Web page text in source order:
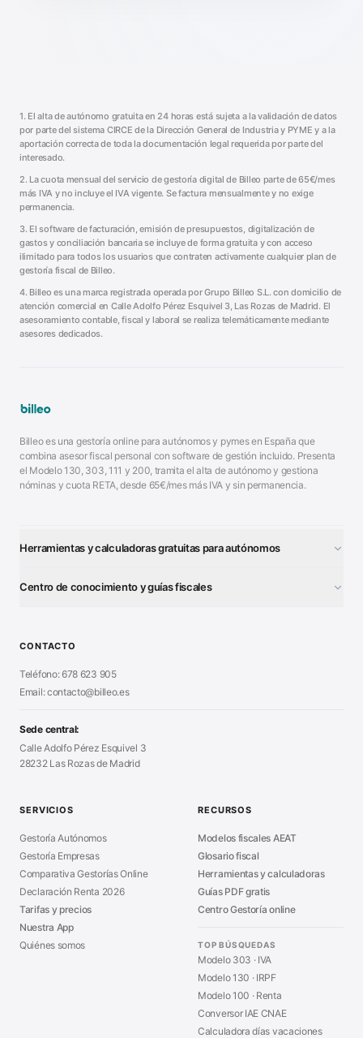
1. El alta de autónomo gratuita en 24 horas está sujeta a la validación de datos
por parte del sistema CIRCE de la Dirección General de Industria y PYME y a la
aportación correcta de toda la documentación legal requerida por parte del
interesado.
2. La cuota mensual del servicio de gestoría digital de Billeo parte de 65€/mes
más IVA y no incluye el IVA vigente. Se factura mensualmente y no exige
permanencia.
3. El software de facturación, emisión de presupuestos, digitalización de
gastos y conciliación bancaria se incluye de forma gratuita y con acceso
ilimitado para todos los usuarios que contraten activamente cualquier plan de
gestoría fiscal de Billeo.
4. Billeo es una marca registrada operada por Grupo Billeo S.L. con domicilio de
atención comercial en Calle Adolfo Pérez Esquivel 3, Las Rozas de Madrid. El
asesoramiento contable, fiscal y laboral se realiza telemáticamente mediante
asesores dedicados.
Billeo es una gestoría online para autónomos y pymes en España que
combina asesor fiscal personal con software de gestión incluido. Presenta
el Modelo 130, 303, 111 y 200, tramita el alta de autónomo y gestiona
nóminas y cuota RETA, desde 65€/mes más IVA y sin permanencia.
Herramientas y calculadoras gratuitas para autónomos
Generador Nóminas
■ Generador Presupuestos
Generador Facturas
■Modelo Nómina PDF
■Calculadora Vacaciones
Centro de conocimiento y guías fiscales
■Alta Autónomo Paso a Paso
Declaración Renta 2026
■Certificado Digital
■Sanciones Hacienda
■Asesoría en Madrid
CONTACTO
Teléfono: 678 623 905
Email: contacto@billeo.es
Sede central:
Calle Adolfo Pérez Esquivel 3
28232 Las Rozas de Madrid
SERVICIOS
Gestoría Autónomos
Gestoría Empresas
Comparativa Gestorías Online
Declaración Renta 2026
Tarifas y precios
Nuestra App
Quiénes somos
RECURSOS
Modelos fiscales AEAT
Glosario fiscal
Herramientas y calculadoras
Guías PDF gratis
Centro Gestoría online
TOP BÚSQUEDAS
Modelo 303 · IVA
Modelo 130 · IRPF
Modelo 100 · Renta
Conversor IAE CNAE
Calculadora días vacaciones